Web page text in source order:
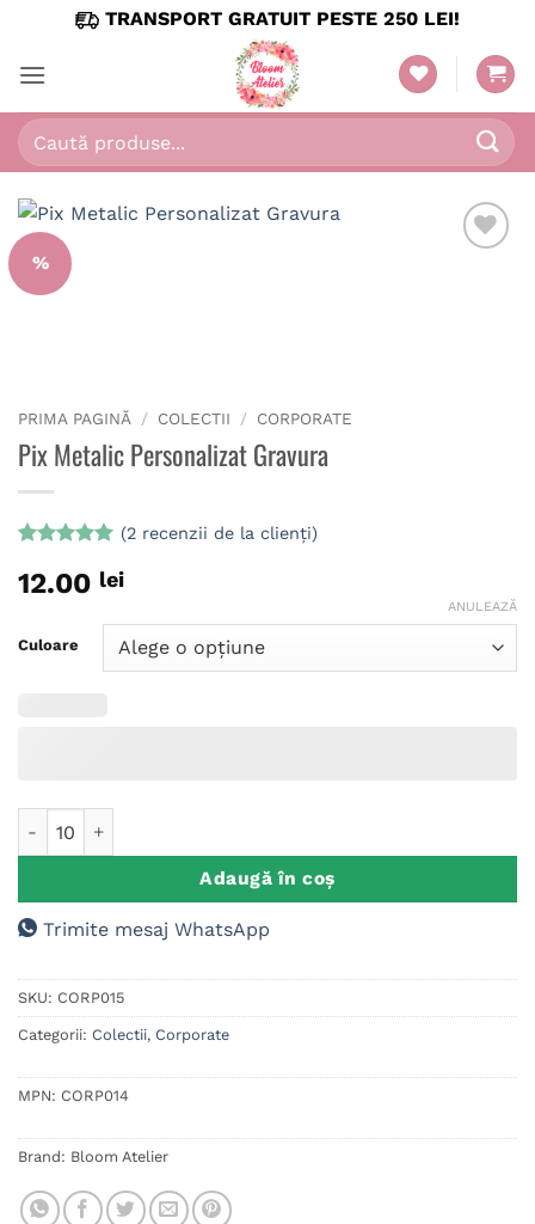
content
TRANSPORT GRATUIT PESTE 250 LEI!
Caută
după:
%
PRIMA PAGINĂ / COLECTII / CORPORATE
Pix Metalic Personalizat Gravura
5din 5 pe
baza a
la clienți
(2recenzii de la clienți)
12.00 lei
Culoare
ANULEAZĂ
Adaugă în coș
Trimite mesaj WhatsApp
SKU: CORP015
Categorii: Colectii, Corporate
MPN: CORP014
Brand: Bloom Atelier